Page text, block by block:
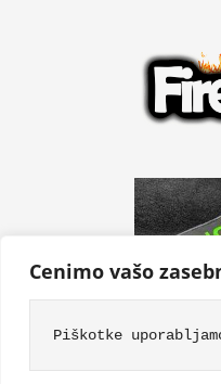
Cenimo vašo
Piškotke